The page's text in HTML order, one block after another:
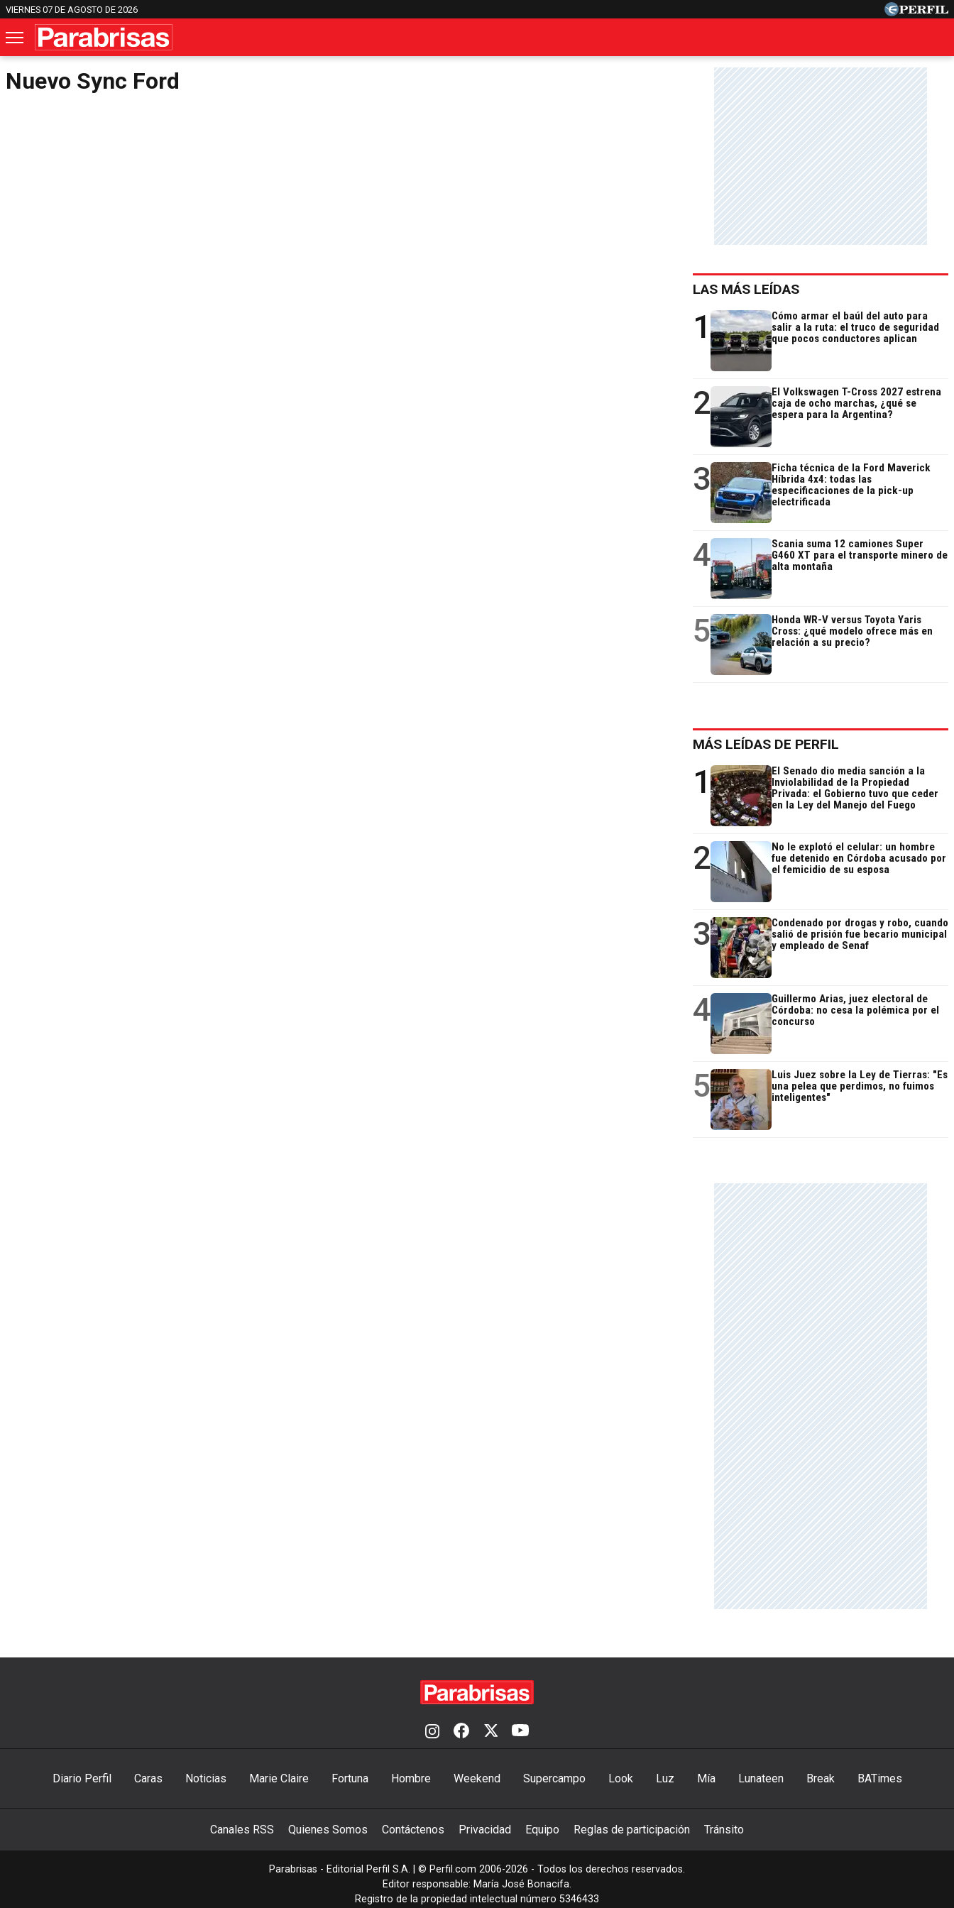
VIERNES 07 DE AGOSTO DE 2026
Nuevo Sync Ford
LAS MÁS LEÍDAS
1
Cómo armar el baúl del auto para
salir a la ruta: el truco de seguridad
que pocos conductores aplican
2
El Volkswagen T-Cross 2027 estrena
caja de ocho marchas, ¿qué se
espera para la Argentina?
3
Ficha técnica de la Ford Maverick
Híbrida 4x4: todas las
especificaciones de la pick-up
electrificada
4
Scania suma 12 camiones Super
G460 XT para el transporte minero de
alta montaña
5
Honda WR-V versus Toyota Yaris
Cross: ¿qué modelo ofrece más en
relación a su precio?
MÁS LEÍDAS DE PERFIL
1
El Senado dio media sanción a la
Inviolabilidad de la Propiedad
Privada: el Gobierno tuvo que ceder
en la Ley del Manejo del Fuego
2
No le explotó el celular: un hombre
fue detenido en Córdoba acusado por
el femicidio de su esposa
3
Condenado por drogas y robo, cuando
salió de prisión fue becario municipal
y empleado de Senaf
4
Guillermo Arias, juez electoral de
Córdoba: no cesa la polémica por el
concurso
5
Luis Juez sobre la Ley de Tierras: "Es
una pelea que perdimos, no fuimos
inteligentes"
Diario Perfil Caras Noticias Marie Claire Fortuna Hombre Weekend Supercampo Look Luz Mía Lunateen Break BATimes
Canales RSS Quienes Somos Contáctenos Privacidad Equipo Reglas de participación Tránsito
Parabrisas - Editorial Perfil S.A. | © Perfil.com 2006-2026 - Todos los derechos reservados.
Editor responsable: María José Bonacifa.
Registro de la propiedad intelectual número 5346433